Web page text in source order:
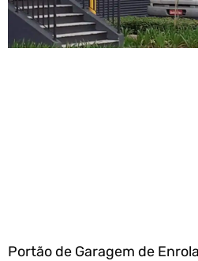
Portão de Garagem de